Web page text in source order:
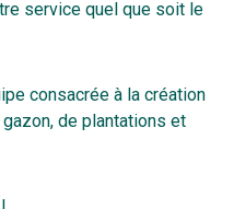
service quel que soit le
consacrée à la création
de plantations et